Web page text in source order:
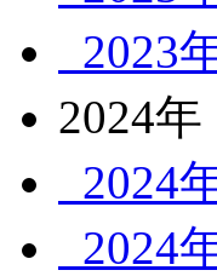
2023
2024年
2024
2024